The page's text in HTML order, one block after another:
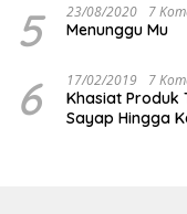
5 23/08/2020 7
Menunggu Mu
6 17/02/2019 7
Khasiat Produk
Sayap Hingga